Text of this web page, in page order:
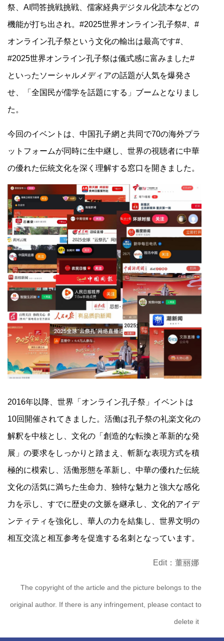
祭、AI問答挑戦挑戦、儒家経典デジタル化読本などの
機能が打ち出され。#2025世界オンライン孔子祭#、#
オンライン孔子祭という文化の輸出は最高です#、
#2025世界オンライン孔子祭は儀式感に富みました#
といったソーシャルメディアの話題が人気を爆発さ
せ、「全国民が儒学を話題にする」ブームとなりまし
た。
今回のイベントは、中国孔子網と共同で70の海外プラ
ットフォームが同時に生中継し、世界の視聴者に中華
の優れた伝統文化を深く理解する窓口を開きました。
2016年以降、世界「オンライン孔子祭」イベントは
10回開催されてきました。活働は孔子祭の礼楽文化の
解釈を中核とし、文化の「創造的な転換と革新的な発
展」の要求をしっかりと踏まえ、斬新な表現方式を積
極的に模索し、活働形態を革新し、中華の優れた伝統
文化の活気に満ちた生命力、独特な魅力と強大な感化
力を示し、すでに歴史の文脈を継承し、文化的アイデ
ンティティを強化し、華人の力を結集し、世界文明の
相互交流と相互参考を促進する名刺となっています。
Edit：董丽娜
The copyright of the article and the picture belongs to the
original author. If there is any infringement, please contact to
delete it